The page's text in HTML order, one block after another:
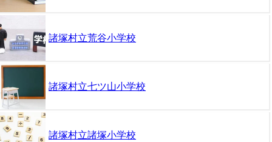
諸塚村立荒谷小学校
諸塚村立七ツ山小学校
諸塚村立諸塚小学校